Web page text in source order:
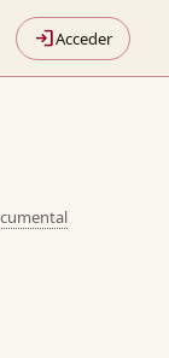
loginAcceder